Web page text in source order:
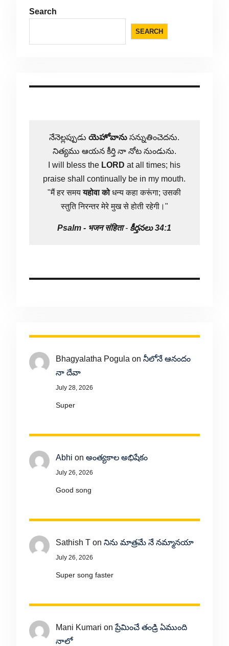
Search
SEARCH
నేనెల్లప్పుడుయెహోవాను సన్నుతించెదను.
నిత్యము ఆయన కీర్తి నా నోట నుండును.
I will bless the LORD at all times; his
praise shall continually be in my mouth.
"मैं हर समययहोवा कोधन्य कहा करूंगा; उसकी
स्तुति निरन्तर मेरे मुख से होती रहेगी।"
Psalm - भजन संहिता- కీర్తనలు 34:1
Bhagyalatha Pogula on నీలోనే ఆనందం
నా దేవా
July 28, 2026
Super
Abhi on అంత్యకాల అభిషేకం
July 26, 2026
Good song
Sathish Ton నిను మాత్రమే నే నమ్మానయా
July 26, 2026
Super song faster
Mani Kumari onప్రేమించే తండ్రి ఏముంది
నాలో